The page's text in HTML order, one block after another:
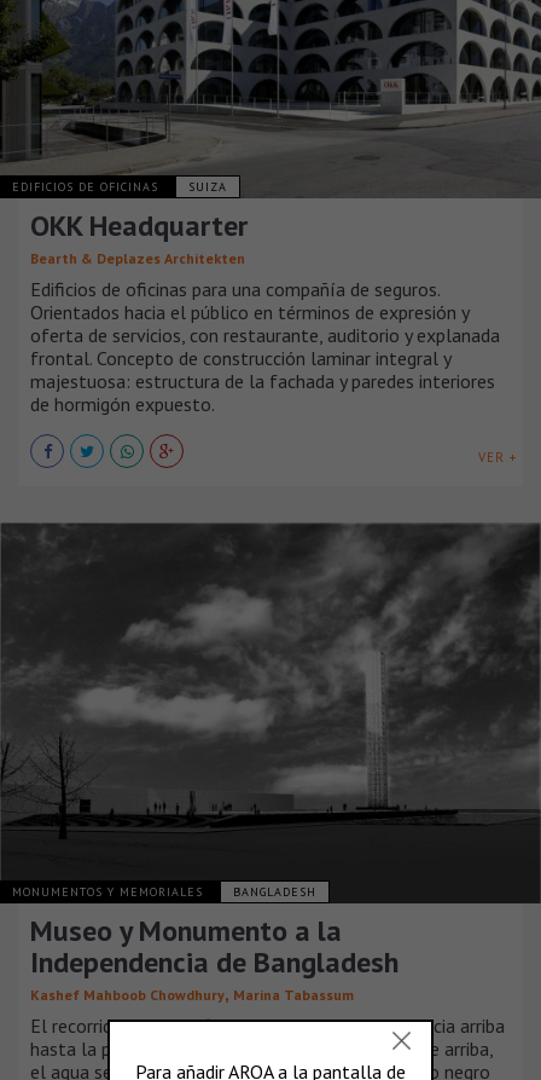
EDIFICIOS DE OFICINAS SUIZA
OKK Headquarter
Bearth & Deplazes Architekten
Edificios de oficinas para una compañía de seguros.
Orientados hacia el público en términos de expresión y
oferta de servicios, con restaurante, auditorio y explanada
frontal. Concepto de construcción laminar integral y
majestuosa: estructura de la fachada y paredes interiores
de hormigón expuesto.
VER +
MONUMENTOS Y MEMORIALES BANGLADESH
Museo y Monumento a la
Independencia de Bangladesh
Kashef Mahboob Chowdhury, Marina Tabassum
El recorrido por el edificio es circular y continúa hacia arriba
hasta la plaza, a la piscina, a sí mismo. Vista desde arriba,
el agua se mueve silenciosamente hacia el agujero negro